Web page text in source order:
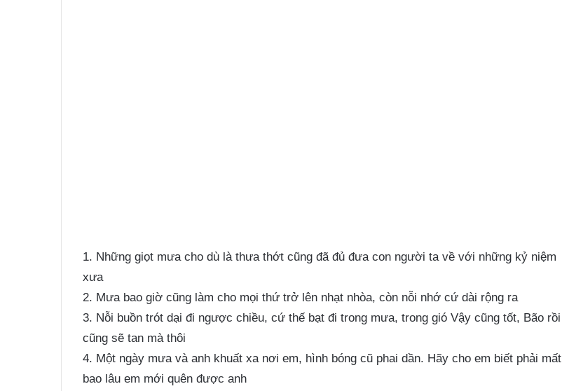
1. Những giọt mưa cho dù là thưa thớt cũng đã đủ đưa con người ta về với những kỷ niệm
xưa
2. Mưa bao giờ cũng làm cho mọi thứ trở lên nhạt nhòa, còn nỗi nhớ cứ dài rộng ra
3. Nỗi buồn trót dại đi ngược chiều, cứ thế bạt đi trong mưa, trong gió Vậy cũng tốt, Bão rồi
cũng sẽ tan mà thôi
4. Một ngày mưa và anh khuất xa nơi em, hình bóng cũ phai dần. Hãy cho em biết phải mất
bao lâu em mới quên được anh